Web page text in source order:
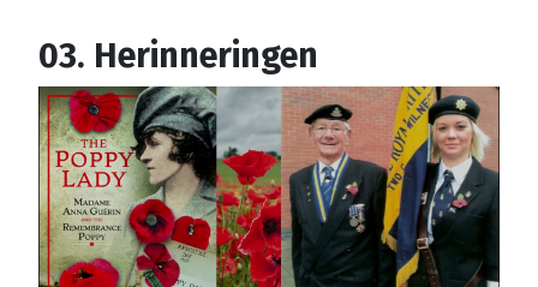
03. Herinneringen